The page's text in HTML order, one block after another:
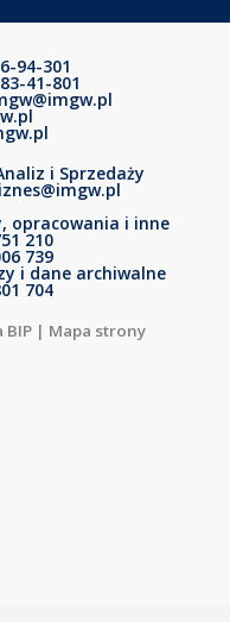
94-301
41-801
i Sprzedaży
opracowania i inne
210
739
i dane archiwalne
704
BIP | Mapa strony